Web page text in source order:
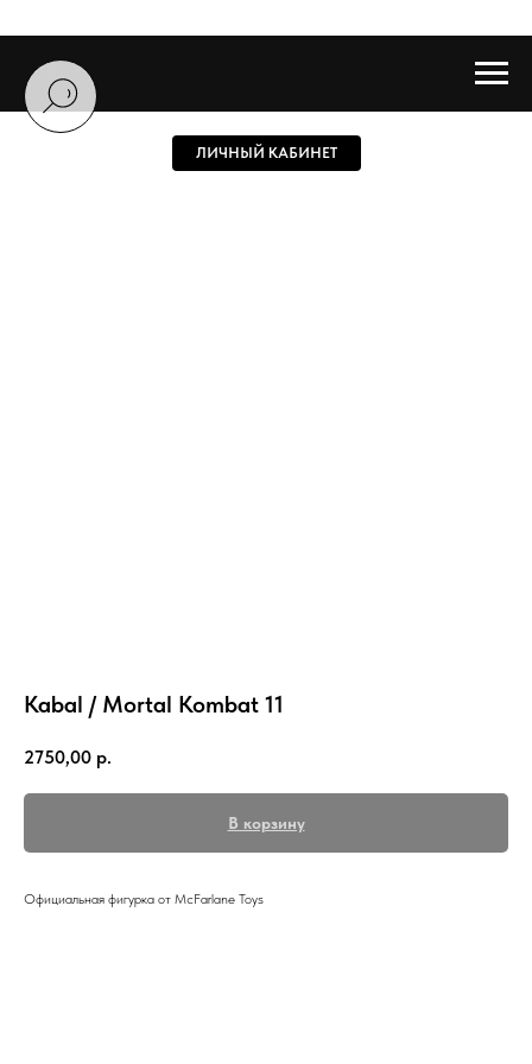
ЛИЧНЫЙ КАБИНЕТ
Kabal / Mortal Kombat 11
2750,00 р.
В корзину
Официальная фигурка от McFarlane Toys